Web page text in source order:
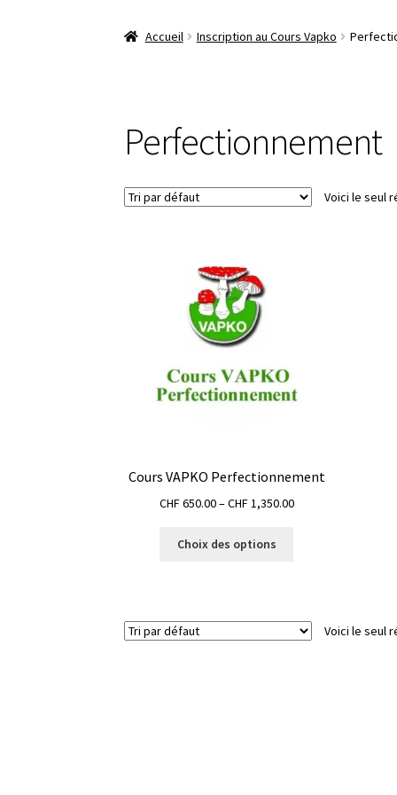
Accueil Inscription au Cours Vapko
Perfectionnement
Voici le seul
Cours VAPKO Perfectionnement
CHF650.00–CHF1,350.00
Choix des options
Voici le seul